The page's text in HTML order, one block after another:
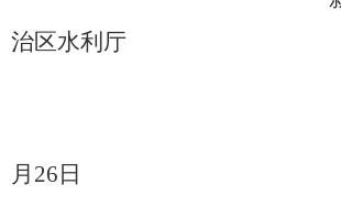
治区水利厅
月 26 日